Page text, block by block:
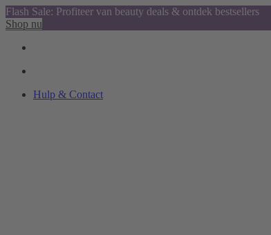
Flash Sale: Profiteer van beauty deals & ontdek bestsellers
Shop nu
Hulp & Contact